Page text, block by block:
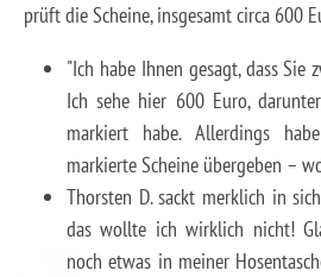
prüft die Scheine, insgesamt circa 600
"Ich habe Ihnen gesagt, dass Sie
Ich sehe hier 600 Euro,
markiert habe. Allerdings
markierte Scheine übergeben –
Thorsten D. sackt merklich in
das wollte ich wirklich nicht!
noch etwas in meiner